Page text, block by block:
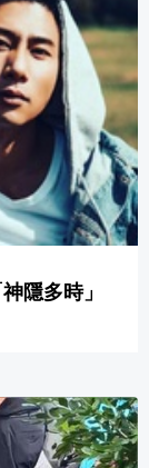
隱多時」